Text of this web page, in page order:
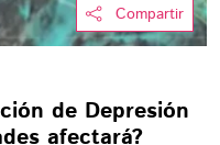
Compartir
de Depresión
afectará?